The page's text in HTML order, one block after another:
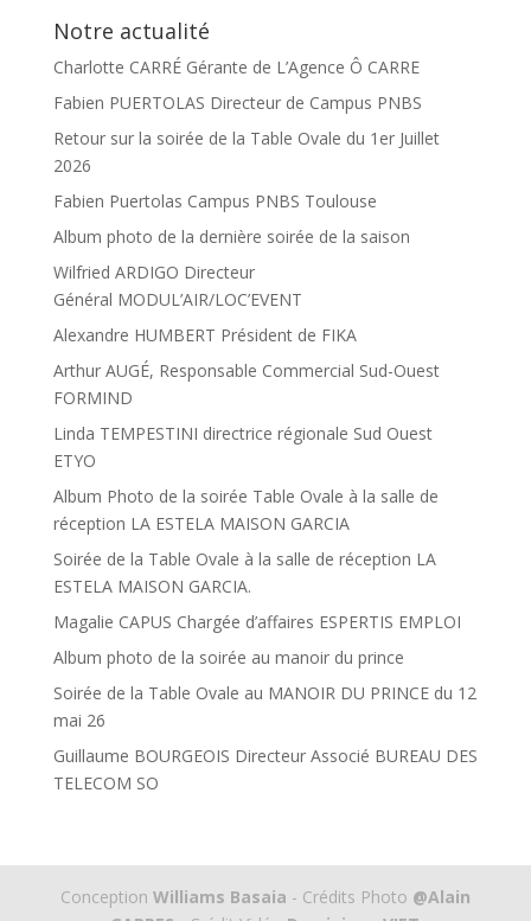
Notre actualité
Charlotte CARRÉ Gérante de L’Agence Ô CARRE
Fabien PUERTOLAS Directeur de Campus PNBS
Retour sur la soirée de la Table Ovale du 1er Juillet
2026
Fabien Puertolas Campus PNBS Toulouse
Album photo de la dernière soirée de la saison
Wilfried ARDIGO Directeur
Général MODUL’AIR/LOC’EVENT
Alexandre HUMBERT Président de FIKA
Arthur AUGÉ, Responsable Commercial Sud-Ouest
FORMIND
Linda TEMPESTINI directrice régionale Sud Ouest
ETYO
Album Photo de la soirée Table Ovale à la salle de
réception LA ESTELA MAISON GARCIA
Soirée de la Table Ovale à la salle de réception LA
ESTELA MAISON GARCIA.
Magalie CAPUS Chargée d’affaires ESPERTIS EMPLOI
Album photo de la soirée au manoir du prince
Soirée de la Table Ovale au MANOIR DU PRINCE du 12
mai 26
Guillaume BOURGEOIS Directeur Associé BUREAU DES
TELECOM SO
Conception Williams Basaia - Crédits Photo @Alain